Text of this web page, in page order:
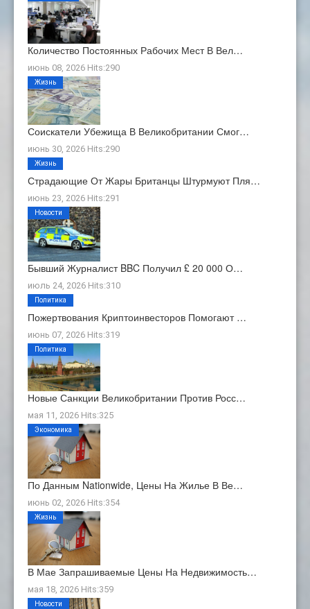
Количество Постоянных Рабочих Мест В Вел…
июнь 08, 2026 Hits:290
Соискатели Убежища В Великобритании Смог…
июнь 30, 2026 Hits:290
Жизнь
Страдающие От Жары Британцы Штурмуют Пля…
июнь 23, 2026 Hits:291
Жизнь
Бывший Журналист BBC Получил £ 20 000 О…
июль 24, 2026 Hits:310
Новости
Пожертвования Криптоинвесторов Помогают …
июнь 07, 2026 Hits:319
Политика
Новые Санкции Великобритании Против Росс…
мая 11, 2026 Hits:325
Политика
По Данным Nationwide, Цены На Жилье В Ве…
июнь 02, 2026 Hits:354
Экономика
В Мае Запрашиваемые Цены На Недвижимость…
мая 18, 2026 Hits:359
Жизнь
Новости